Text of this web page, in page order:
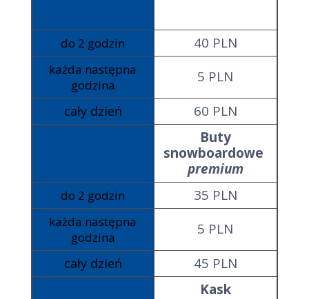
do 2 godzin 40 PLN
każda następna
godzina
5 PLN
cały dzień
60 PLN
Buty
snowboardowe
premium
do 2 godzin 35 PLN
każda następna
godzina
5 PLN
cały dzień
45 PLN
Kask